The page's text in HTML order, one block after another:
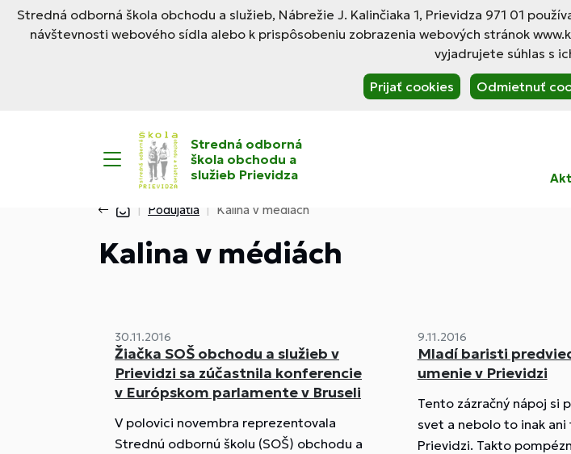
Stredná odborná škola obchodu a služieb, Nábrežie J. Kalinčiaka 1, Prievidza 971 01
návštevnosti webového sídla alebo k prispôsobeniu zobrazenia webových stránok
vyjadrujete súhlas s
Prijať cookies Odmietnuť
Stredná odborná
škola obchodu a
služieb Prievidza
Podujatia Kalina v médiách
Kalina v médiách
30.11.2016
Žiačka SOŠ obchodu a služieb v
Prievidzi sa zúčastnila konferencie
v Európskom parlamente v Bruseli
V polovici novembra reprezentovala
Strednú odbornú školu (SOŠ) obchodu a
9.11.2016
Mladí baristi
umenie v Prievidzi
Tento zázračný nápoj si
svet a nebolo to inak
Prievidzi. Takto